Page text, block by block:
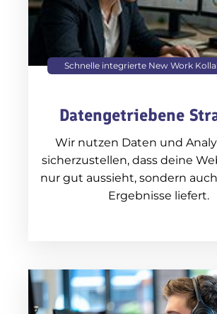
Schnelle integrierte New Work
Datengetriebene
Wir nutzen Daten und
sicherzustellen, dass deine
nur gut aussieht, sondern
Ergebnisse liefert.